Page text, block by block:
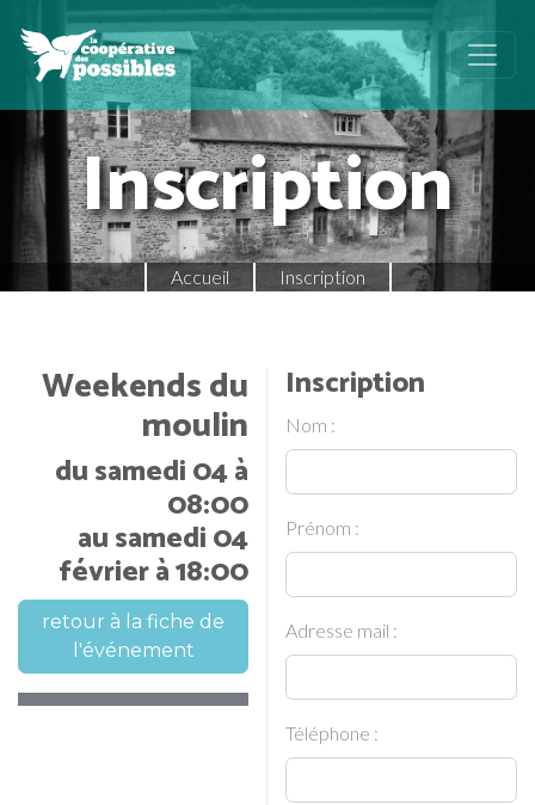
Inscription
Accueil Inscription
Weekends du
moulin
du samedi 04 à
08:00
au samedi 04
février à 18:00
retour à la fiche de
l'événement
Inscription
Nom :
Prénom :
Adresse mail :
Téléphone :